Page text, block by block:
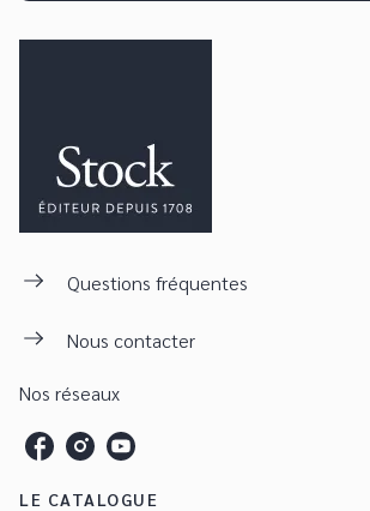
Questions fréquentes
Nous contacter
Nos réseaux
LE CATALOGUE